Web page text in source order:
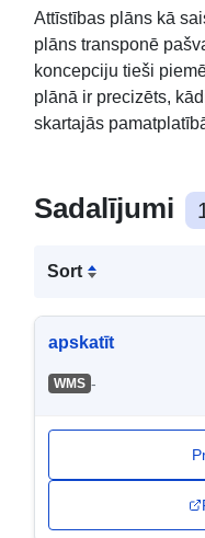
Attīstības plāns kā
plāns transponē
koncepciju tieši
plānā ir precizēts,
skartajās
Sadalījumi
Sort
apskatīt
WMS -